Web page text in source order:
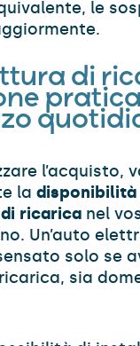
le
di
pratica
l’acquisto,
la disponibilità
ricarica nel
Un’auto
solo se
sia